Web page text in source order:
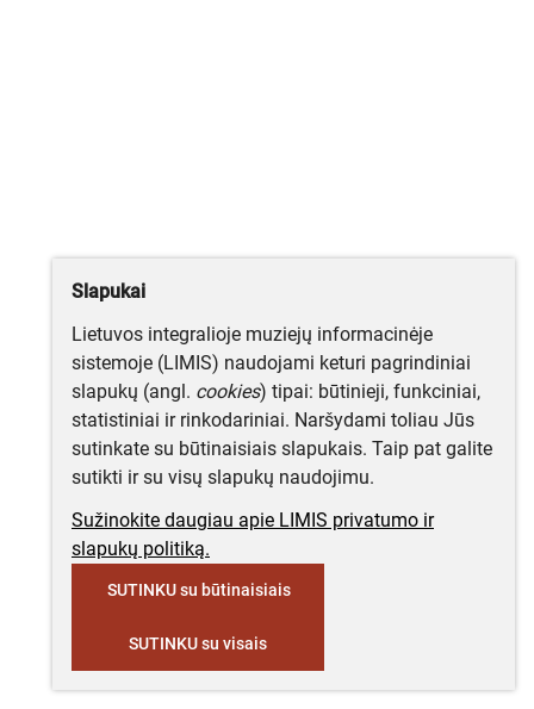
Slapukai
Lietuvos integralioje muziejų informacinėje
sistemoje (LIMIS) naudojami keturi pagrindiniai
slapukų (angl. cookies) tipai: būtinieji, funkciniai,
statistiniai ir rinkodariniai. Naršydami toliau Jūs
sutinkate su būtinaisiais slapukais. Taip pat galite
sutikti ir su visų slapukų naudojimu.
Sužinokite daugiau apie LIMIS privatumo ir
slapukų politiką.
SUTINKU su būtinaisiais
SUTINKU su visais